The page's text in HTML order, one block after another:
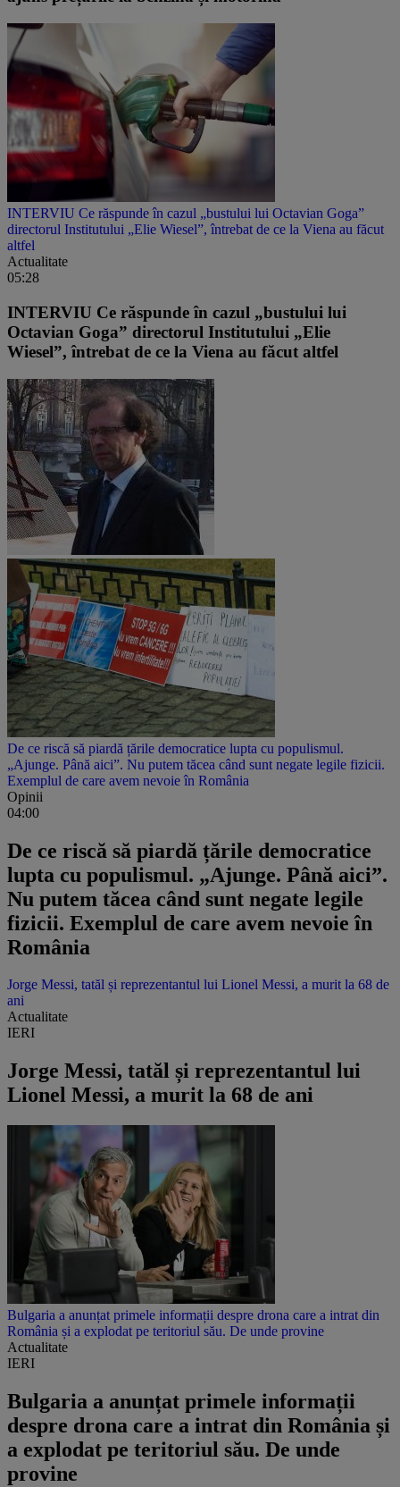
INTERVIU Ce răspunde în cazul „bustului lui Octavian Goga”
directorul Institutului „Elie Wiesel”, întrebat de ce la Viena au făcut
altfel
Actualitate
05:28
INTERVIU Ce răspunde în cazul „bustului lui
Octavian Goga” directorul Institutului „Elie
Wiesel”, întrebat de ce la Viena au făcut altfel
De ce riscă să piardă țările democratice lupta cu populismul.
„Ajunge. Până aici”. Nu putem tăcea când sunt negate legile fizicii.
Exemplul de care avem nevoie în România
Opinii
04:00
De ce riscă să piardă țările democratice
lupta cu populismul. „Ajunge. Până aici”.
Nu putem tăcea când sunt negate legile
fizicii. Exemplul de care avem nevoie în
România
Jorge Messi, tatăl și reprezentantul lui Lionel Messi, a murit la 68 de
ani
Actualitate
IERI
Jorge Messi, tatăl și reprezentantul lui
Lionel Messi, a murit la 68 de ani
Bulgaria a anunțat primele informații despre drona care a intrat din
România și a explodat pe teritoriul său. De unde provine
Actualitate
IERI
Bulgaria a anunțat primele informații
despre drona care a intrat din România și
a explodat pe teritoriul său. De unde
provine